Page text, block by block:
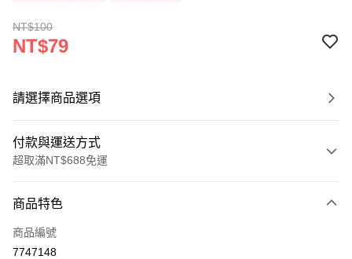
NT$100
NT$79
請選擇商品選項
付款與運送方式
超取滿NT$688免運
信用卡一次付款
超商取貨付款
商品特色
商品編號
7747148